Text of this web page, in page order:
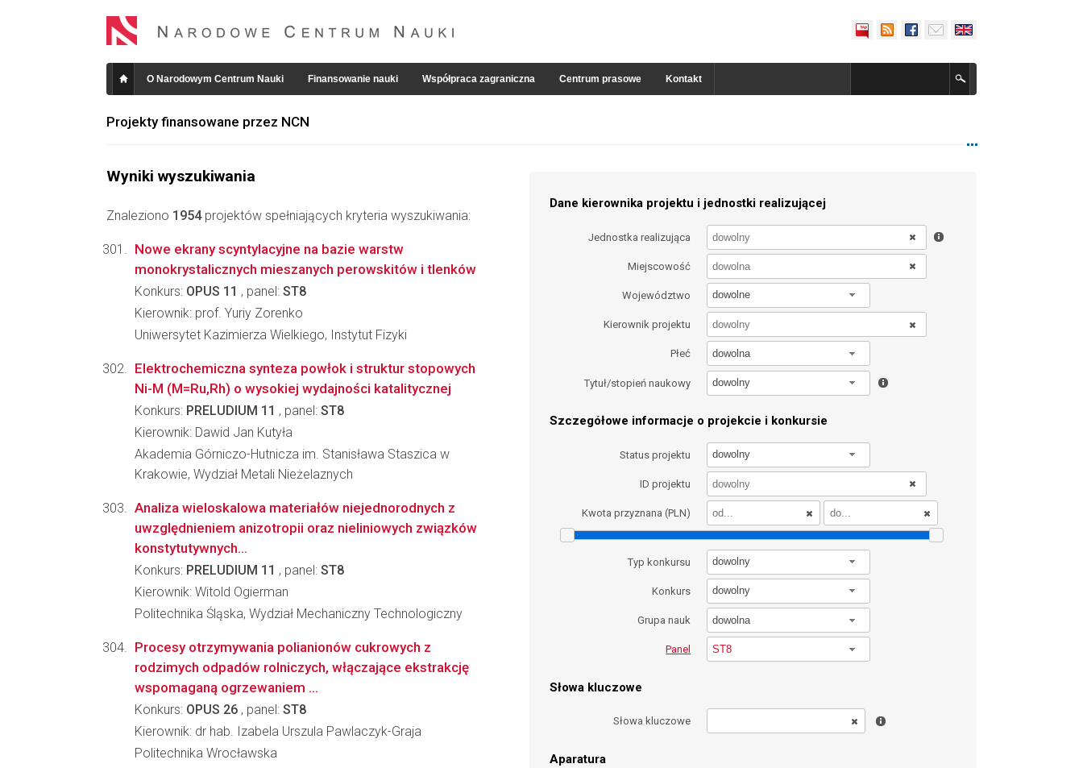
O Narodowym Centrum Nauki Finansowanie nauki Współpraca zagraniczna Centrum prasowe Kontakt
Projekty finansowane przez NCN
Wyniki wyszukiwania
Znaleziono 1954projektów spełniających kryteria wyszukiwania:
Dane kierownika projektu i jednostki realizującej
Jednostka realizująca
Miejscowość
Województwo dowolne
Kierownik projektu
Płeć dowolna
Tytuł/stopień naukowy dowolny
Szczegółowe informacje o projekcie i konkursie
Status projektu dowolny
ID projektu
Kwota przyznana (PLN)
Typ konkursu dowolny
Konkurs dowolny
Grupa nauk dowolna
Panel ST8
Słowa kluczowe
Słowa kluczowe
Aparatura
Nowe ekrany scyntylacyjne na bazie warstw
monokrystalicznych mieszanych perowskitów i tlenków
Konkurs: OPUS 11 , panel: ST8
Kierownik: prof. Yuriy Zorenko
Uniwersytet Kazimierza Wielkiego, Instytut Fizyki
Elektrochemiczna synteza powłok i struktur stopowych
Ni-M (M=Ru,Rh) o wysokiej wydajności katalitycznej
Konkurs: PRELUDIUM 11 , panel: ST8
Kierownik: Dawid Jan Kutyła
Akademia Górniczo-Hutnicza im. Stanisława Staszica w
Krakowie, Wydział Metali Nieżelaznych
Analiza wieloskalowa materiałów niejednorodnych z
uwzględnieniem anizotropii oraz nieliniowych związków
konstytutywnych...
Konkurs: PRELUDIUM 11 , panel: ST8
Kierownik: Witold Ogierman
Politechnika Śląska, Wydział Mechaniczny Technologiczny
Procesy otrzymywania polianionów cukrowych z
rodzimych odpadów rolniczych, włączające ekstrakcję
wspomaganą ogrzewaniem ...
Konkurs: OPUS 26 , panel: ST8
Kierownik: dr hab. Izabela Urszula Pawlaczyk-Graja
Politechnika Wrocławska